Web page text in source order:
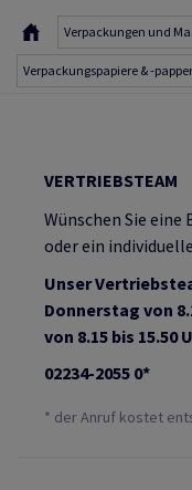
Verpackungen und
Verpackungspapiere & -
VERTRIEBSTEAM
Wünschen Sie
oder ein
Unser
Donnerstag von
von 8.15 bis 15.50
02234-2055 0*
* der Anruf kostet